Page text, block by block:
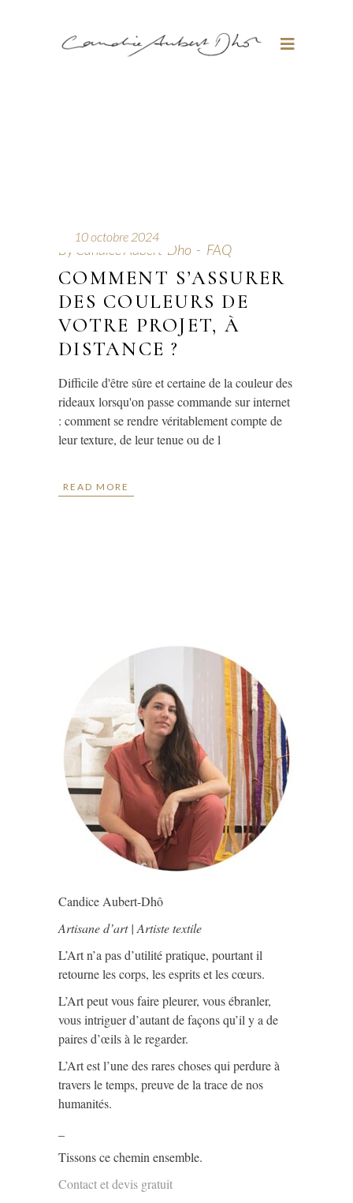
10 octobre 2024
By Candice Aubert-Dho FAQ
COMMENT S’ASSURER
DES COULEURS DE
VOTRE PROJET, À
DISTANCE ?
Difficile d'être sûre et certaine de la couleur des
rideaux lorsqu'on passe commande sur internet
: comment se rendre véritablement compte de
leur texture, de leur tenue ou de l
READ MORE
Candice Aubert-Dhô
Artisane d’art | Artiste textile
L’Art n’a pas d’utilité pratique, pourtant il
retourne les corps, les esprits et les cœurs.
L’Art peut vous faire pleurer, vous ébranler,
vous intriguer d’autant de façons qu’il y a de
paires d’œils à le regarder.
L’Art est l’une des rares choses qui perdure à
travers le temps, preuve de la trace de nos
humanités.
Tissons ce chemin ensemble.
Contact et devis gratuit